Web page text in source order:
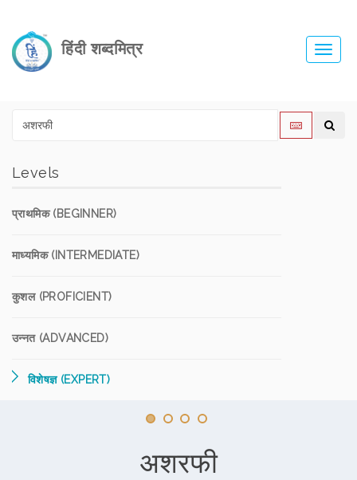
हिंदी शब्दमित्र
Levels
प्राथमिक (BEGINNER)
माध्यमिक (INTERMEDIATE)
कुशल (PROFICIENT)
उन्नत (ADVANCED)
विशेषज्ञ (EXPERT)
अशरफी